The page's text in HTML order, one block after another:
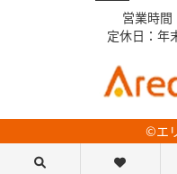
営業時
定休日：年
©エ